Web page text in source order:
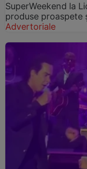
SuperWeekend la
produse proaspete
Advertoriale